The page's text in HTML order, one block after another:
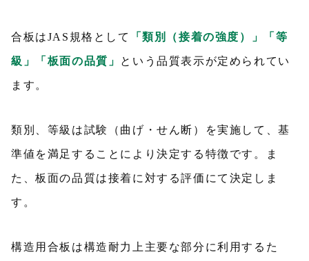
合板はJAS規格として 「類別（接着の強度）」「等
級」「板面の品質」 という品質表示が定められてい
ます。
類別、等級は試験（曲げ・せん断）を実施して、基
準値を満足することにより決定する特徴です。ま
た、板面の品質は接着に対する評価にて決定しま
す。
構造用合板は構造耐力上主要な部分に利用するた